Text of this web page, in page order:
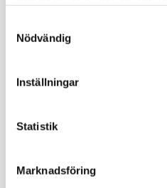
Nödvändig
Inställningar
Statistik
Marknadsföring
Bensin